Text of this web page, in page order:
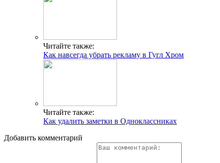
Читайте также:
Как навсегда убрать рекламу в Гугл Хром
Читайте также:
Как удалить заметки в Одноклассниках
Добавить комментарий